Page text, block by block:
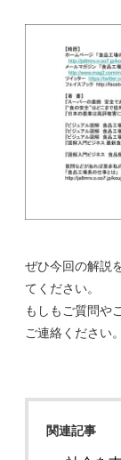
ぜひ今回の解説
てください。
もしもご質問や
ご連絡ください。
関連記事